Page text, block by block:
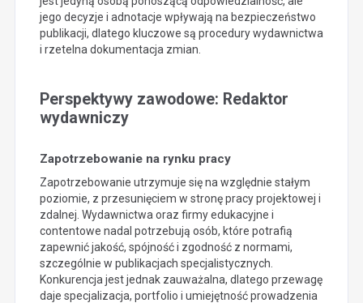
jego decyzje i adnotacje wpływają na bezpieczeństwo
publikacji, dlatego kluczowe są procedury wydawnictwa
i rzetelna dokumentacja zmian.
Perspektywy zawodowe: Redaktor
wydawniczy
Zapotrzebowanie na rynku pracy
Zapotrzebowanie utrzymuje się na względnie stałym
poziomie, z przesunięciem w stronę pracy projektowej i
zdalnej. Wydawnictwa oraz firmy edukacyjne i
contentowe nadal potrzebują osób, które potrafią
zapewnić jakość, spójność i zgodność z normami,
szczególnie w publikacjach specjalistycznych.
Konkurencja jest jednak zauważalna, dlatego przewagę
daje specjalizacja, portfolio i umiejętność prowadzenia